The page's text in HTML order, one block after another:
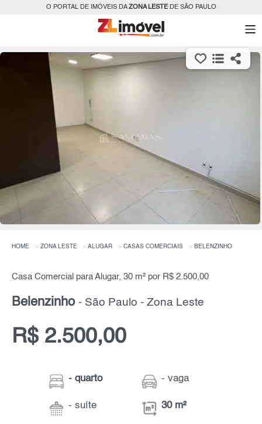
O PORTAL DE IMÓVEIS DAZONA LESTEDE SÃO PAULO
HOME ZONA LESTE ALUGAR CASAS COMERCIAIS BELENZINHO
Casa Comercial para Alugar, 30 m² por R$ 2.500,00
Belenzinho - São Paulo - Zona Leste
R$ 2.500,00
- quarto
- suíte
- vaga
30 m²